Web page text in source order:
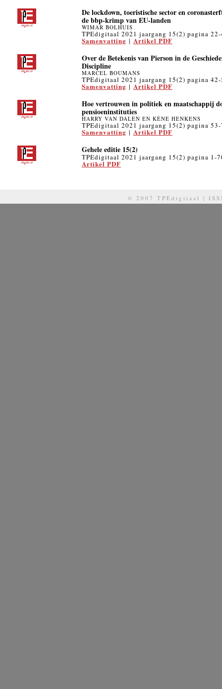
De lockdown, toeristische sector en
de bbp-krimp van EU-landen
WIMAR BOLHUIS
TPEdigitaal 2021 jaargang 15(2) pagina
Samenvatting | Artikel PDF
Over de Betekenis van Pierson in de
Discipline
MARCEL BOUMANS
TPEdigitaal 2021 jaargang 15(2) pagina
Samenvatting | Artikel PDF
Hoe vertrouwen in politiek en maatschappij
pensioeninstituties
HARRY VAN DALEN EN KÈNE HENKENS
TPEdigitaal 2021 jaargang 15(2) pagina
Samenvatting | Artikel PDF
Gehele editie 15(2)
TPEdigitaal 2021 jaargang 15(2) pagina 1-
Artikel PDF
© 2007 TPEdigitaal |